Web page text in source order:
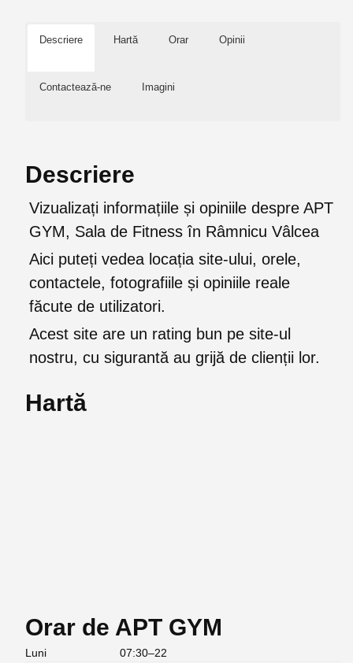
Descriere Hartă Orar Opinii
Contactează-ne Imagini
Descriere
Vizualizați informațiile și opiniile despre APT
GYM, Sala de Fitness în Râmnicu Vâlcea
Aici puteți vedea locația site-ului, orele,
contactele, fotografiile și opiniile reale
făcute de utilizatori.
Acest site are un rating bun pe site-ul
nostru, cu sigurantă au grijă de clienții lor.
Hartă
Orar de APT GYM
Luni
07:30–22